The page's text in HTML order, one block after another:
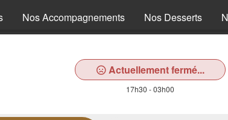
Nos Accompagnements Nos Desserts
Actuellement fermé...
17h30 - 03h00